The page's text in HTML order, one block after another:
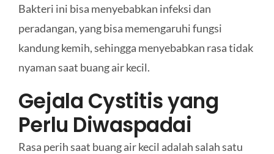
Bakteri ini bisa menyebabkan infeksi dan
peradangan, yang bisa memengaruhi fungsi
kandung kemih, sehingga menyebabkan rasa tidak
nyaman saat buang air kecil.
Gejala Cystitis yang
Perlu Diwaspadai
Rasa perih saat buang air kecil adalah salah satu